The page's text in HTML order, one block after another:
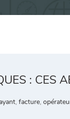
: CES
, facture,